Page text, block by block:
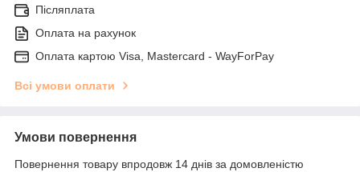
Післяплата
Оплата на рахунок
Оплата картою Visa, Mastercard - WayForPay
Всі умови оплати
Умови повернення
Повернення товару впродовж 14 днів за домовленістю